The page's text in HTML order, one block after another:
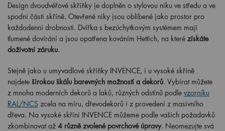
spodní části skříně. Otevřené niky jsou oblíbené jako prostor pro
každodenní drobnosti. Dvířka s bezúchytkovým systémem mají
tlumené dovírání a jsou opatřena kováním Hettich, na kterézískáte
doživotní záruku .
najdeteširokou škálu barevných možností a dekorů. Vybírat můžete
z mnoha moderních dekorů a laků, různých odstínů podlevzorníku
RAL/NCSzcela na míru, dřevodekorů i z provedení z masivního
dřeva. Na vysoké skříni INVENCE můžeme podle vašich požadavků
zkombinovat až4 různě zvolené povrchové úpravy. Neomezujte svá
přání a vybavte si koupelnu podle vašich představ.